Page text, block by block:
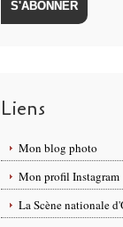
Liens
Mon blog photo
Mon profil Instagram
La Scène nationale